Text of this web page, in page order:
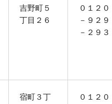
吉野町５
丁目２６
０１２０
－９２９
－２９３
宿町３丁
０１２０